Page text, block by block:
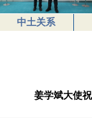
中土关系
姜学斌大使